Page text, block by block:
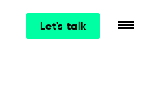
Let's talk